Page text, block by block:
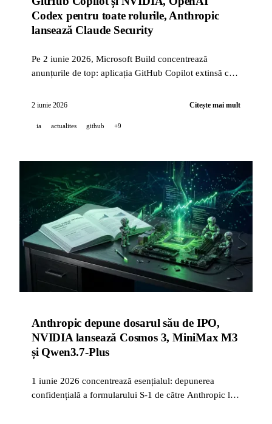
Codex pentru toate rolurile, Anthropic
lansează Claude Security
Pe 2 iunie 2026, Microsoft Build concentrează
anunțurile de top: aplicația GitHub Copilot extinsă cu
(RTX Spark, DGX Station, OpenShell). OpenAI
Anthropic extinde Project Glasswing la 150 de
2 iunie 2026 Citește mai mult
ia actualites github +9
Anthropic depune dosarul său de IPO,
NVIDIA lansează Cosmos 3, MiniMax M3
și Qwen3.7-Plus
1 iunie 2026 concentrează esențialul: depunerea
confidențială a formularului S-1 de către Anthropic la